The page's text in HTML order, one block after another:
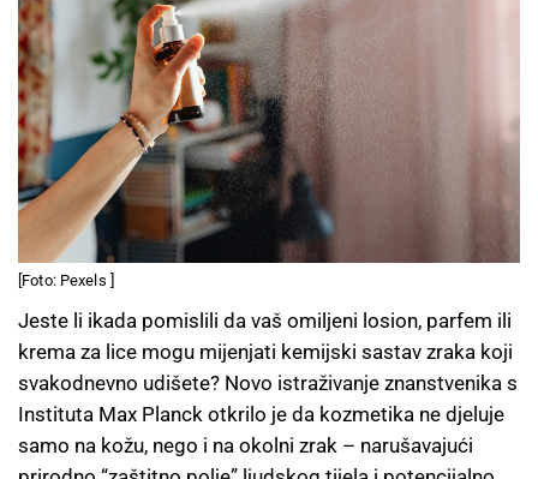
[Foto: Pexels ]
Jeste li ikada pomislili da vaš omiljeni losion, parfem ili
krema za lice mogu mijenjati kemijski sastav zraka koji
svakodnevno udišete? Novo istraživanje znanstvenika s
Instituta Max Planck otkrilo je da kozmetika ne djeluje
samo na kožu, nego i na okolni zrak – narušavajući